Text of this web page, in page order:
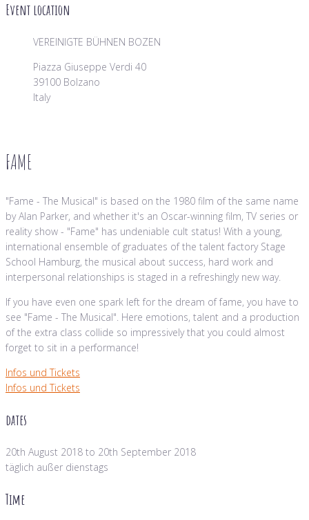
Event location
VEREINIGTE BÜHNEN BOZEN
Piazza Giuseppe Verdi 40
39100 Bolzano
Italy
FAME
"Fame - The Musical" is based on the 1980 film of the same name
by Alan Parker, and whether it's an Oscar-winning film, TV series or
reality show - "Fame" has undeniable cult status! With a young,
international ensemble of graduates of the talent factory Stage
School Hamburg, the musical about success, hard work and
interpersonal relationships is staged in a refreshingly new way.
If you have even one spark left for the dream of fame, you have to
see "Fame - The Musical". Here emotions, talent and a production
of the extra class collide so impressively that you could almost
forget to sit in a performance!
Infos und Tickets
Infos und Tickets
dates
20th August 2018 to 20th September 2018
täglich außer dienstags
Time